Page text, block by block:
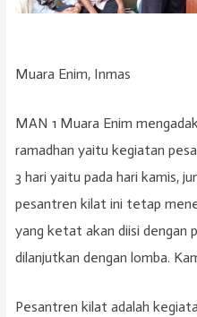
Muara Enim, Inmas
MAN 1 Muara Enim
ramadhan yaitu kegiatan
3 hari yaitu pada hari kamis,
pesantren kilat ini tetap
yang ketat akan diisi dengan
dilanjutkan dengan lomba.
Pesantren kilat adalah